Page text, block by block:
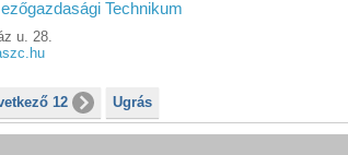
Technikum
u. 28.
12 Ugrás